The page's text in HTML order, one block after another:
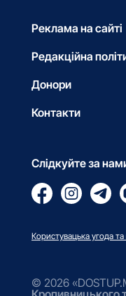
Реклама на сайті
Редакційна
Донори
Контакти
Слідкуйте за
Користувацька угода та
© 2026